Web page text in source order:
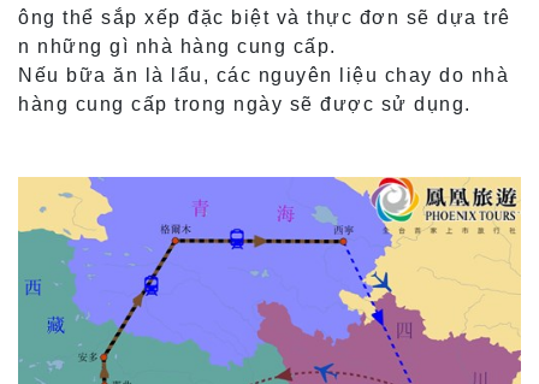
ông thể sắp xếp đặc biệt và thực đơn sẽ dựa trê
n những gì nhà hàng cung cấp.
Nếu bữa ăn là lẩu, các nguyên liệu chay do nhà
hàng cung cấp trong ngày sẽ được sử dụng.